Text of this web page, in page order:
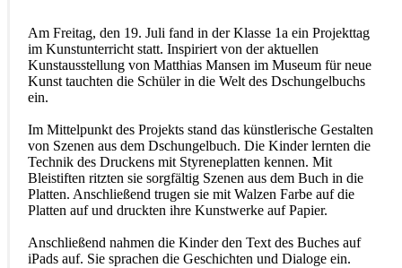
Am Freitag, den 19. Juli fand in der Klasse 1a ein Projekttag
im Kunstunterricht statt. Inspiriert von der aktuellen
Kunstausstellung von Matthias Mansen im Museum für neue
Kunst tauchten die Schüler in die Welt des Dschungelbuchs
ein.
Im Mittelpunkt des Projekts stand das künstlerische Gestalten
von Szenen aus dem Dschungelbuch. Die Kinder lernten die
Technik des Druckens mit Styreneplatten kennen. Mit
Bleistiften ritzten sie sorgfältig Szenen aus dem Buch in die
Platten. Anschließend trugen sie mit Walzen Farbe auf die
Platten auf und druckten ihre Kunstwerke auf Papier.
Anschließend nahmen die Kinder den Text des Buches auf
iPads auf. Sie sprachen die Geschichten und Dialoge ein.